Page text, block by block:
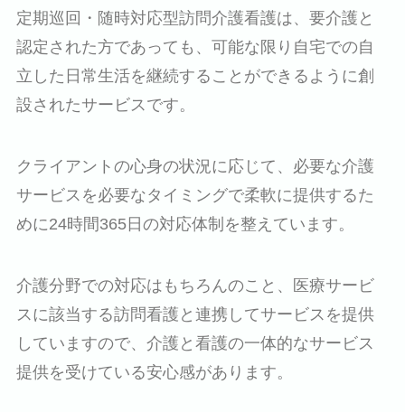
定期巡回・随時対応型訪問介護看護は、要介護と
認定された方であっても、可能な限り自宅での自
立した日常生活を継続することができるように創
設されたサービスです。
クライアントの心身の状況に応じて、必要な介護
サービスを必要なタイミングで柔軟に提供するた
めに24時間365日の対応体制を整えています。
介護分野での対応はもちろんのこと、医療サービ
スに該当する訪問看護と連携してサービスを提供
していますので、介護と看護の一体的なサービス
提供を受けている安心感があります。